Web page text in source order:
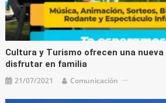
Cultura y Turismo ofrecen una
disfrutar en familia
21/07/2021 Comunicación